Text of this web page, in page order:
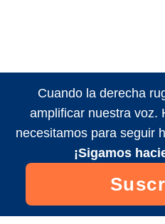
Cuando la derecha
amplificar nuestra voz.
necesitamos para seguir
¡Sigamos